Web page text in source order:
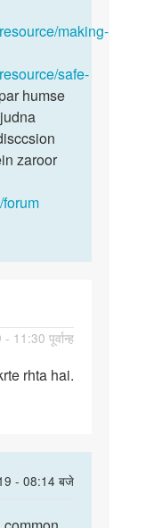
making-
safe-
humse
zaroor
पूर्वान्ह
rhta hai.
- 08:14 बजे